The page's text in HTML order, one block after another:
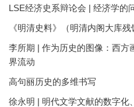
LSE经济史系辩论会 | 经济学的
《明清史料》（明清内阁大库残
李所期 | 作为历史的图像：西方
界流动
高句丽历史的多维书写
徐永明 | 明代文学文献的数字化